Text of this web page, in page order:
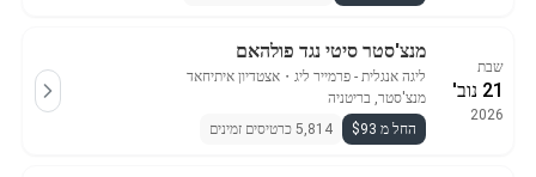
שבת
21 נוב'
2026
מנצ'סטר סיטי נגד פולהאם
ליגה אנגלית - פרמייר ליג ・ אצטדיון איתיחאד
מנצ'סטר, בריטניה
החל מ $93
5,814 כרטיסים זמינים